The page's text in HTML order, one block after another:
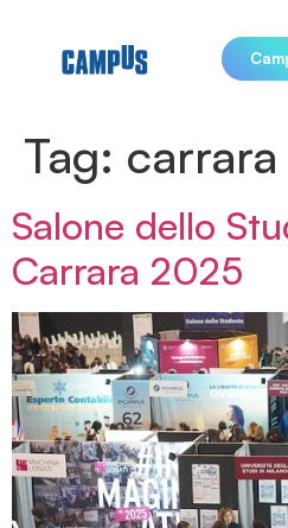
Tag: carrara
Salone dello
Carrara 2025